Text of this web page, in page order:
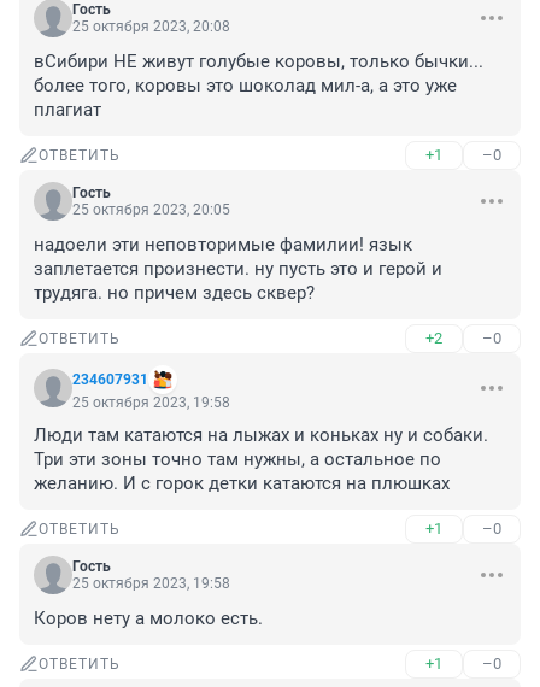
Гость
25 октября 2023, 20:08
вСибири НЕ живут голубые коровы, только бычки...
более того, коровы это шоколад мил-а, а это уже
плагиат
ОТВЕТИТЬ +1 –0
Гость
25 октября 2023, 20:05
надоели эти неповторимые фамилии! язык
заплетается произнести. ну пусть это и герой и
трудяга. но причем здесь сквер?
ОТВЕТИТЬ +2 –0
234607931
25 октября 2023, 19:58
Люди там катаются на лыжах и коньках ну и собаки.
Три эти зоны точно там нужны, а остальное по
желанию. И с горок детки катаются на плюшках
ОТВЕТИТЬ +1 –0
Гость
25 октября 2023, 19:58
Коров нету а молоко есть.
ОТВЕТИТЬ +1 –0